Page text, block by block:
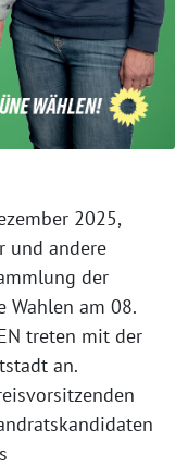
2025,
und andere
der
Wahlen am 08.
treten mit der
an.